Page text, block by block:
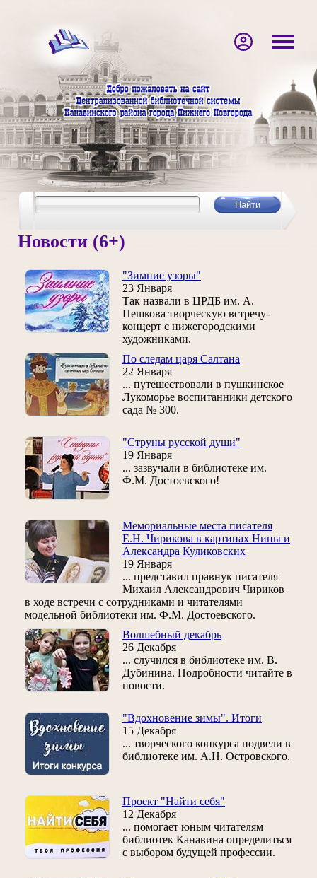
Новости (6+)
"Зимние узоры"
23 Января
Так назвали в ЦРДБ им. А.
Пешкова творческую встречу-
концерт с нижегородскими
художниками.
По следам царя Салтана
22 Января
... путешествовали в пушкинское
Лукоморье воспитанники детского
сада № 300.
"Струны русской души"
19 Января
... зазвучали в библиотеке им.
Ф.М. Достоевского!
Мемориальные места писателя
Е.Н. Чирикова в картинах Нины и
Александра Куликовских
19 Января
... представил правнук писателя
Михаил Александрович Чириков
в ходе встречи с сотрудниками и читателями
модельной библиотеки им. Ф.М. Достоевского.
Волшебный декабрь
26 Декабря
... случился в библиотеке им. В.
Дубинина. Подробности читайте в
новости.
"Вдохновение зимы". Итоги
15 Декабря
... творческого конкурса подвели в
библиотеке им. А.Н. Островского.
Проект "Найти себя"
12 Декабря
... помогает юным читателям
библиотек Канавина определиться
с выбором будущей профессии.